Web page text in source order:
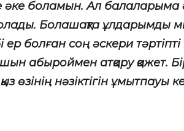
әке боламын. Ал балаларыма
Болашақта ұлдарымды
ер болған соң әскери
абыроймен атқару қажет.
өзінің нәзіктігін ұмытпауы